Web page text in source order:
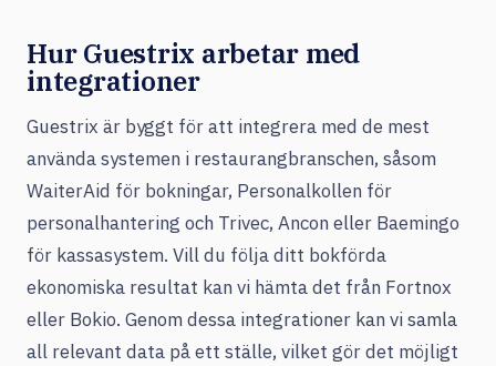
Hur Guestrix arbetar med
integrationer
Guestrix är byggt för att integrera med de mest
använda systemen i restaurangbranschen, såsom
WaiterAid för bokningar, Personalkollen för
personalhantering och Trivec, Ancon eller Baemingo
för kassasystem. Vill du följa ditt bokförda
ekonomiska resultat kan vi hämta det från Fortnox
eller Bokio. Genom dessa integrationer kan vi samla
all relevant data på ett ställe, vilket gör det möjligt